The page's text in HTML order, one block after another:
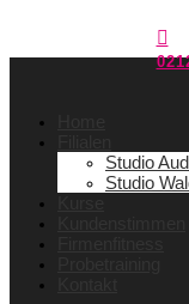

Studio
Studio